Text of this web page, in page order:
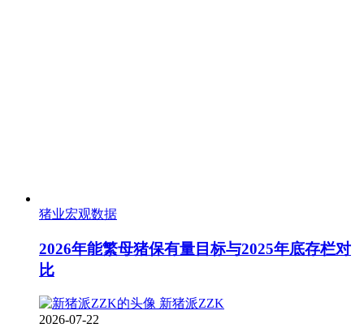
猪业宏观数据
2026年能繁母猪保有量目标与2025年底存栏对
比
新猪派ZZK
2026-07-22